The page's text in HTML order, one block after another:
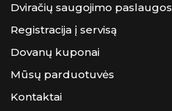
Dviračių saugojimo paslaugos
Registracija į servisą
Dovanų kuponai
Mūsų parduotuvės
Kontaktai